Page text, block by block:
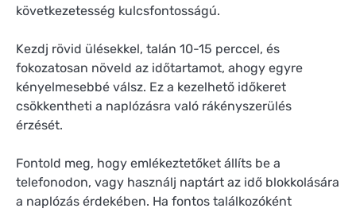
következetesség kulcsfontosságú.
Kezdj rövid ülésekkel, talán 10-15 perccel, és
fokozatosan növeld az időtartamot, ahogy egyre
kényelmesebbé válsz. Ez a kezelhető időkeret
csökkentheti a naplózásra való rákényszerülés
érzését.
Fontold meg, hogy emlékeztetőket állíts be a
telefonodon, vagy használj naptárt az idő blokkolására
a naplózás érdekében. Ha fontos találkozóként